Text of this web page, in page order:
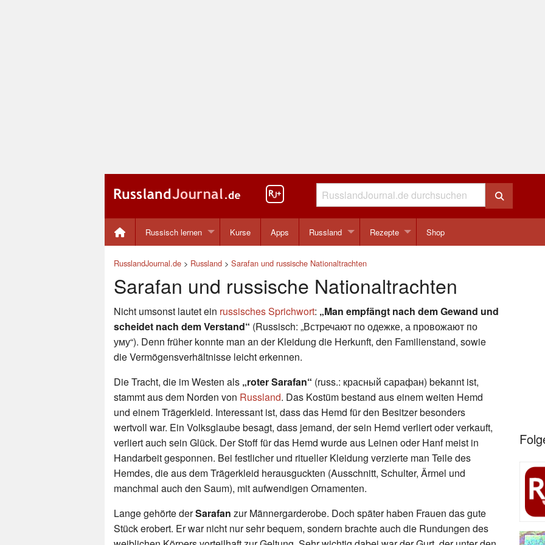
Russisch lernen Kurse Apps Russland Rezepte Shop
RusslandJournal.de > Russland > Sarafan und russische Nationaltrachten
Sarafan und russische Nationaltrachten
Nicht umsonst lautet ein russisches Sprichwort: „Man empfängt nach dem Gewand und
scheidet nach dem Verstand“ (Russisch: „Встречают по одежке, а провожают по
уму“). Denn früher konnte man an der Kleidung die Herkunft, den Familienstand, sowie
die Vermögensverhältnisse leicht erkennen.
Die Tracht, die im Westen als „roter Sarafan“ (russ.: красный сарафан) bekannt ist,
stammt aus dem Norden von Russland. Das Kostüm bestand aus einem weiten Hemd
und einem Trägerkleid. Interessant ist, dass das Hemd für den Besitzer besonders
wertvoll war. Ein Volksglaube besagt, dass jemand, der sein Hemd verliert oder verkauft,
verliert auch sein Glück. Der Stoff für das Hemd wurde aus Leinen oder Hanf meist in
Handarbeit gesponnen. Bei festlicher und ritueller Kleidung verzierte man Teile des
Hemdes, die aus dem Trägerkleid herausguckten (Ausschnitt, Schulter, Ärmel und
manchmal auch den Saum), mit aufwendigen Ornamenten.
Lange gehörte derSarafan zur Männergarderobe. Doch später haben Frauen das gute
Stück erobert. Er war nicht nur sehr bequem, sondern brachte auch die Rundungen des